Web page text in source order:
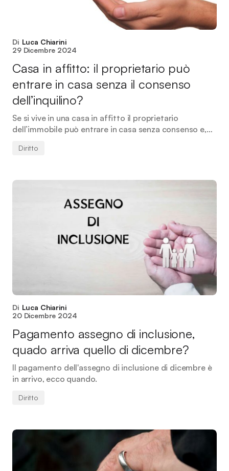
Di Luca Chiarini
29 Dicembre 2024
Casa in affitto: il proprietario può
entrare in casa senza il consenso
dell’inquilino?
Se si vive in una casa in affitto il proprietario
dell’immobile può entrare in casa senza consenso e,…
Diritto
Di Luca Chiarini
20 Dicembre 2024
Pagamento assegno di inclusione,
quado arriva quello di dicembre?
Il pagamento dell'assegno di inclusione di dicembre è
in arrivo, ecco quando.
Diritto